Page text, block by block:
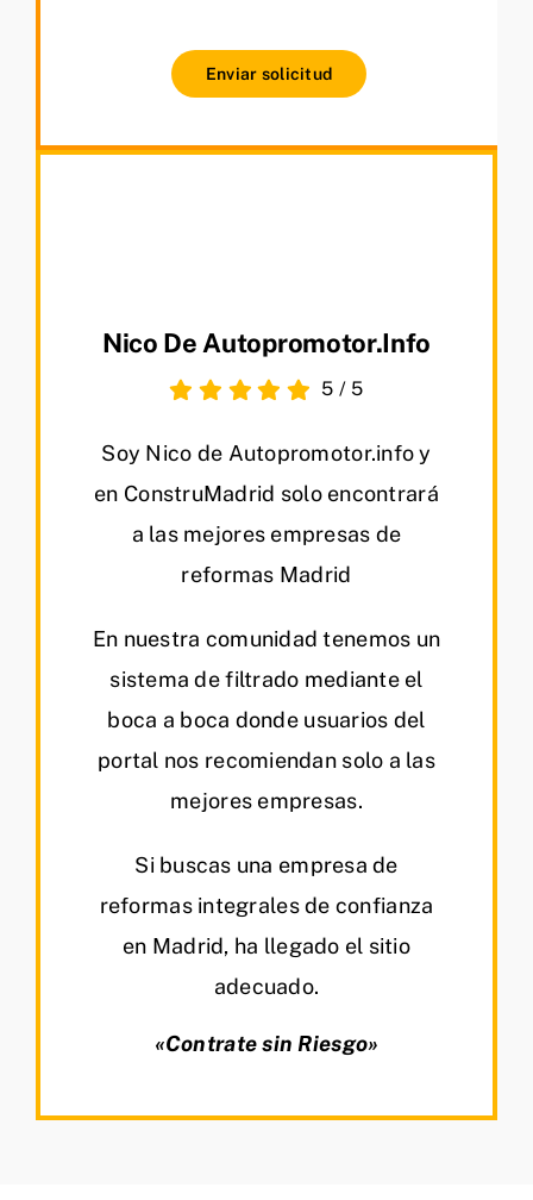
Enviar solicitud
Nico De Autopromotor.info
5 / 5
Soy Nico de Autopromotor.info y
en ConstruMadrid solo encontrará
a las mejores empresas de
reformas Madrid
En nuestra comunidad tenemos un
sistema de filtrado mediante el
boca a boca donde usuarios del
portal nos recomiendan solo a las
mejores empresas.
Si buscas una empresa de
reformas integrales de confianza
en Madrid, ha llegado el sitio
adecuado.
«Contrate sin Riesgo»